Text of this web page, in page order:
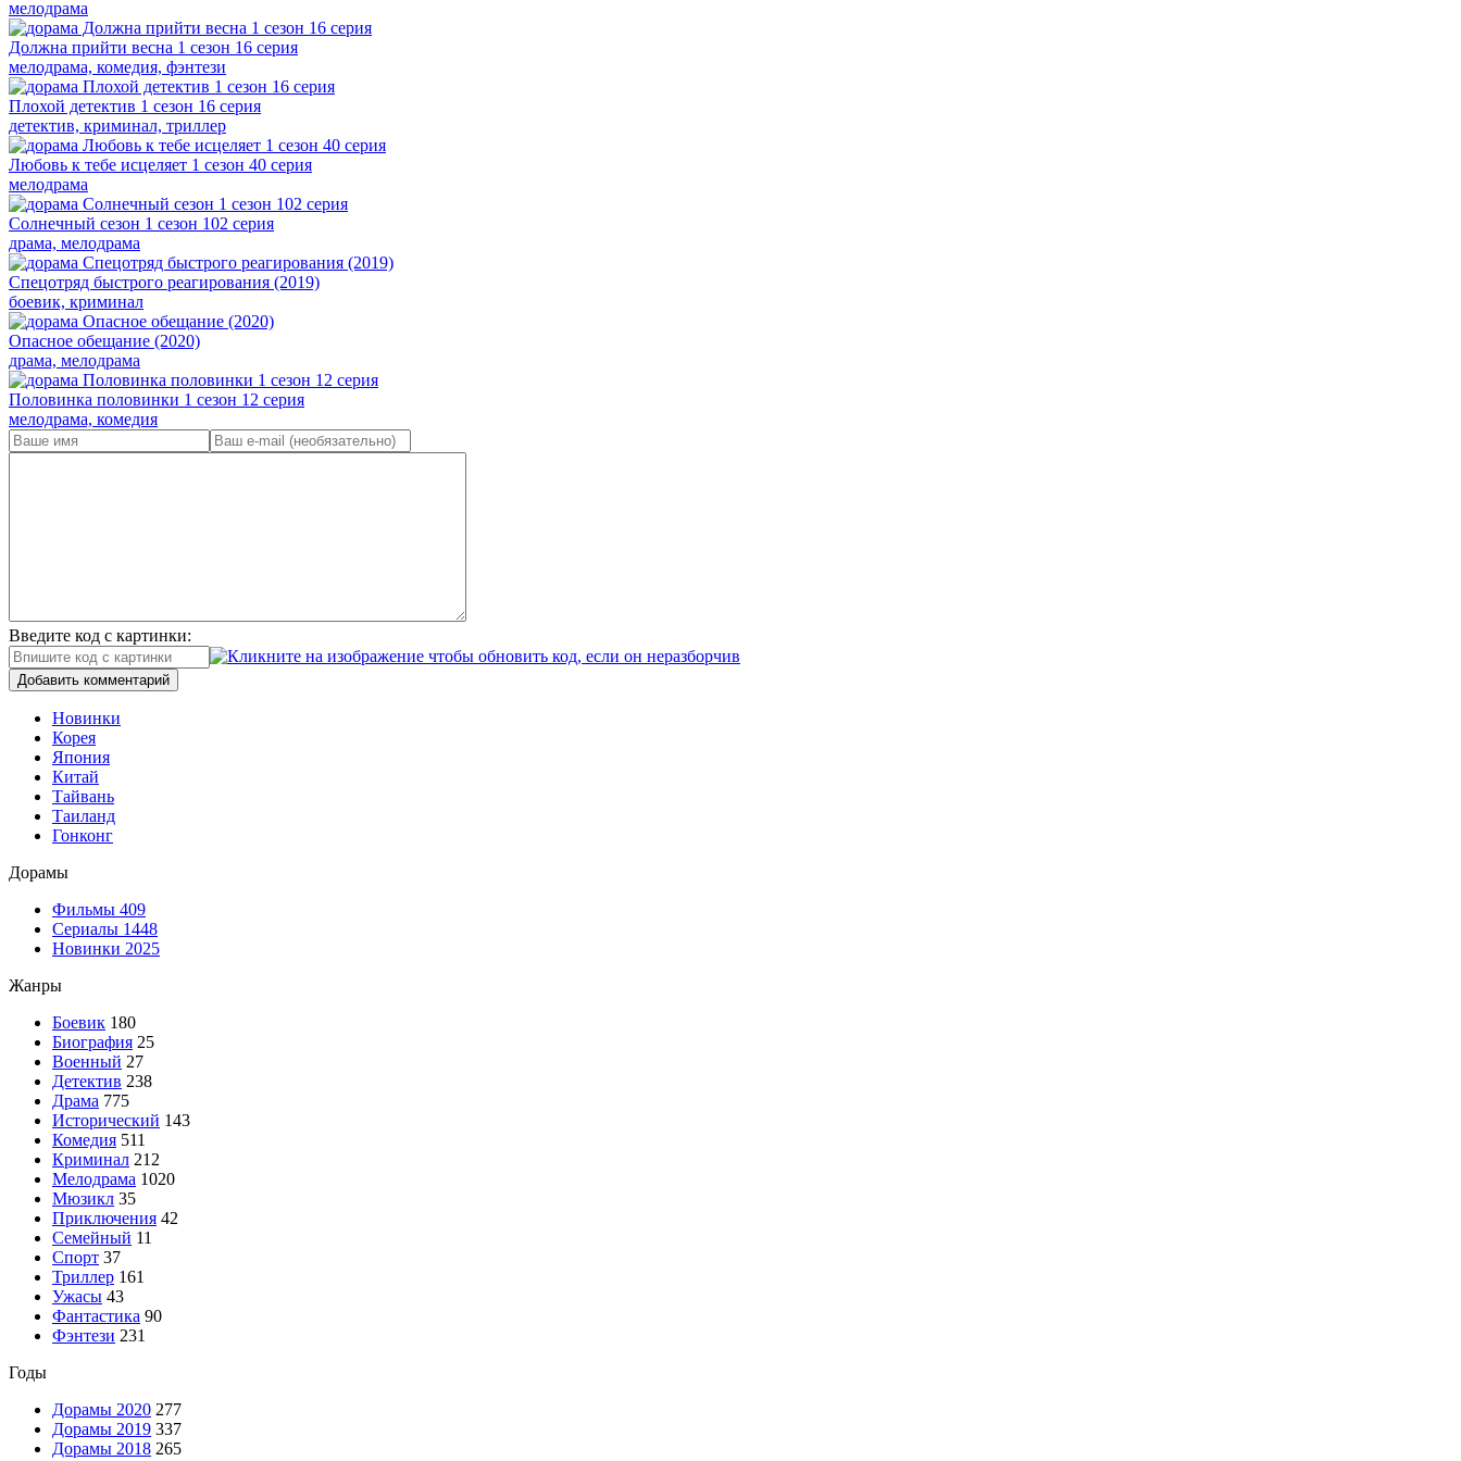
мелодрама
Должна прийти весна 1 сезон 16 серия
мелодрама, комедия, фэнтези
Плохой детектив 1 сезон 16 серия
детектив, криминал, триллер
Любовь к тебе исцеляет 1 сезон 40 серия
мелодрама
Солнечный сезон 1 сезон 102 серия
драма, мелодрама
Спецотряд быстрого реагирования (2019)
боевик, криминал
Опасное обещание (2020)
драма, мелодрама
Половинка половинки 1 сезон 12 серия
мелодрама, комедия
Введите код с картинки:
Добавить комментарий
Новинки
Корея
Япония
Китай
Тайвань
Таиланд
Гонконг
Дорамы
Фильмы 409
Сериалы 1448
Новинки 2025
Жанры
Боевик 180
Биография 25
Военный 27
Детектив 238
Драма 775
Исторический 143
Комедия 511
Криминал 212
Мелодрама 1020
Мюзикл 35
Приключения 42
Семейный 11
Спорт 37
Триллер 161
Ужасы 43
Фантастика 90
Фэнтези 231
Годы
Дорамы 2020 277
Дорамы 2019 337
Дорамы 2018 265